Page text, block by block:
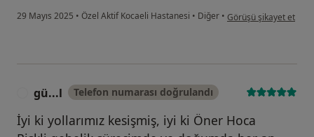
29 Mayıs 2025 • Özel Aktif Kocaeli Hastanesi • Diğer • kullanıcının görüşüne
Görüşü şikayet et
gü...l Telefon numarası doğrulandı
İyi ki yollarımız kesişmiş, iyi ki Öner Hoca